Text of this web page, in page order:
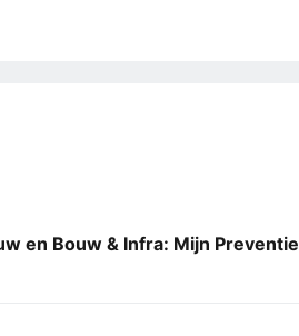
en Bouw & Infra: Mijn Preventie